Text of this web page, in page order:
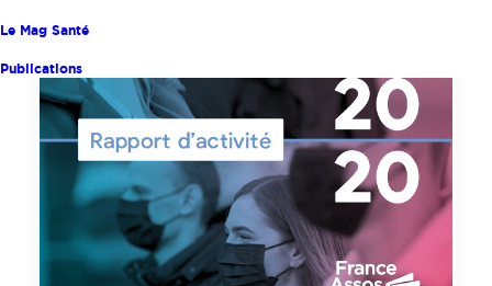
Le Mag Santé
Publications